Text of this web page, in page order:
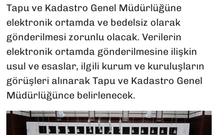
Tapu ve Kadastro Genel Müdürlüğüne
elektronik ortamda ve bedelsiz olarak
gönderilmesi zorunlu olacak. Verilerin
elektronik ortamda gönderilmesine ilişkin
usul ve esaslar, ilgili kurum ve kuruluşların
görüşleri alınarak Tapu ve Kadastro Genel
Müdürlüğünce belirlenecek.